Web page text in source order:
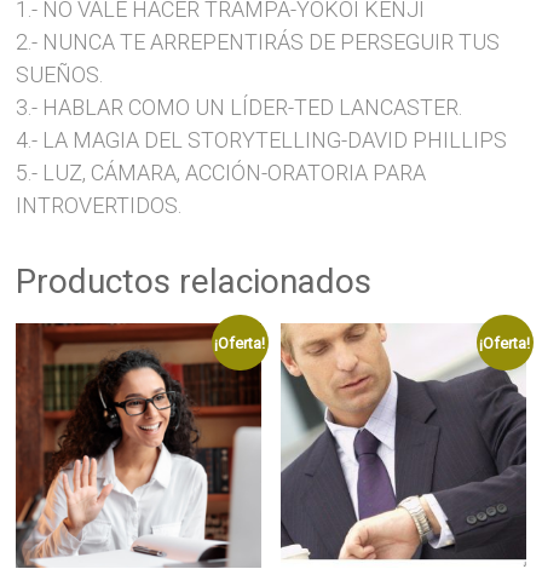
1.- NO VALE HACER TRAMPA-YOKOI KENJI
2.- NUNCA TE ARREPENTIRÁS DE PERSEGUIR TUS
SUEÑOS.
3.- HABLAR COMO UN LÍDER-TED LANCASTER.
4.- LA MAGIA DEL STORYTELLING-DAVID PHILLIPS
5.- LUZ, CÁMARA, ACCIÓN-ORATORIA PARA
INTROVERTIDOS.
Productos relacionados
¡Oferta! ¡Oferta!